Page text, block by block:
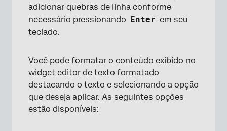
adicionar quebras de linha conforme
necessário pressionando Enter em seu
teclado.
Você pode formatar o conteúdo exibido no
widget editor de texto formatado
destacando o texto e selecionando a opção
que deseja aplicar. As seguintes opções
estão disponíveis: